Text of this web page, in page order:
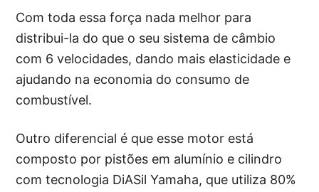
Com toda essa força nada melhor para
distribui-la do que o seu sistema de câmbio
com 6 velocidades, dando mais elasticidade e
ajudando na economia do consumo de
combustível.
Outro diferencial é que esse motor está
composto por pistões em alumínio e cilindro
com tecnologia DiASil Yamaha, que utiliza 80%